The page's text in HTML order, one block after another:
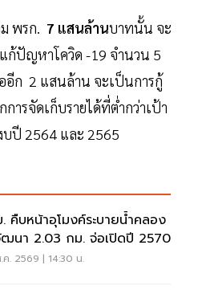
พรก. 7 แสนล้านบาทนั้น จะ
ก้ปัญหาโควิด -19 จำนวน 5
ก 2 แสนล้าน จะเป็นการกู้
ารจัดเก็บรายได้ที่ต่ำกว่าเป้า
บปี 2564 และ 2565
คืบหน้าอุโมงค์ระบายน้ำคลอง
นา 2.03 กม. จ่อเปิดปี 2570
. 2569 | 14:30 น.